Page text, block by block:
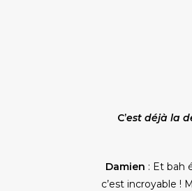
C’est déjà la
Damien : Et bah
c’est incroyable !